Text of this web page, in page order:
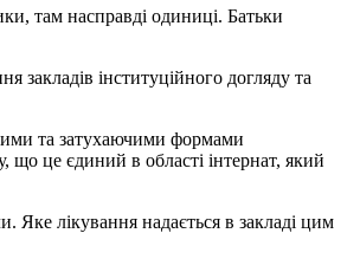
там насправді одиниці. Батьки
інституційного догляду та
та затухаючими формами
що це єдиний в області інтернат, який
Яке лікування надається в закладі цим